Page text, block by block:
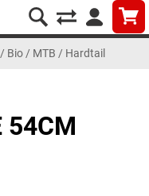
Bio / MTB / Hardtail
54CM